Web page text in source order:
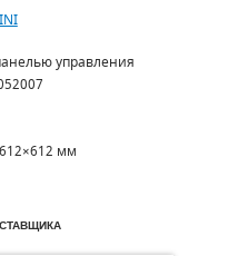
управления
мм